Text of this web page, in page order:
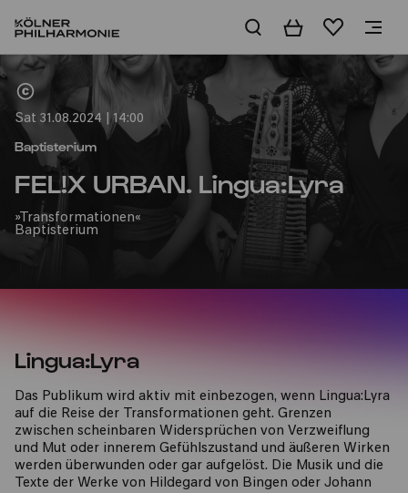
BasketWishlist
Sat 31.08.2024 | 14:00
Baptisterium
FEL!X URBAN. Lingua:Lyra
»Transformationen«
Baptisterium
Lingua:Lyra
Das Publikum wird aktiv mit einbezogen, wenn Lingua:Lyra
auf die Reise der Transformationen geht. Grenzen
zwischen scheinbaren Widersprüchen von Verzweiflung
und Mut oder innerem Gefühlszustand und äußeren Wirken
werden überwunden oder gar aufgelöst. Die Musik und die
Texte der Werke von Hildegard von Bingen oder Johann